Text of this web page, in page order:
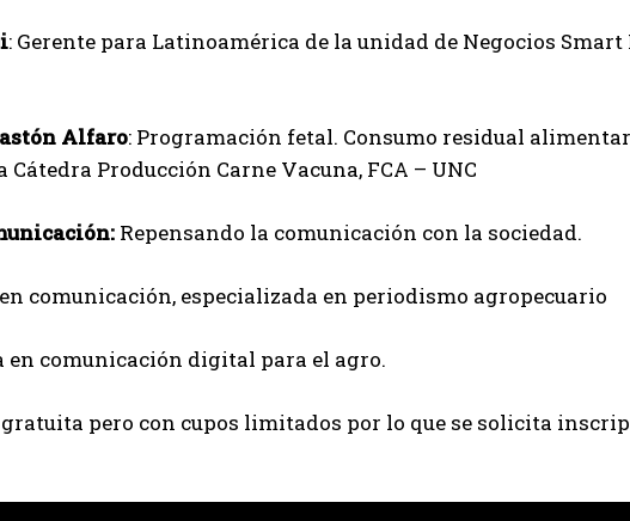
: Gerente para Latinoamérica de la unidad de Negocios
Alfaro: Programación fetal. Consumo residual
Cátedra Producción Carne Vacuna, FCA – UNC
Repensando la comunicación con la sociedad.
comunicación, especializada en periodismo agropecuario
en comunicación digital para el agro.
pero con cupos limitados por lo que se solicita